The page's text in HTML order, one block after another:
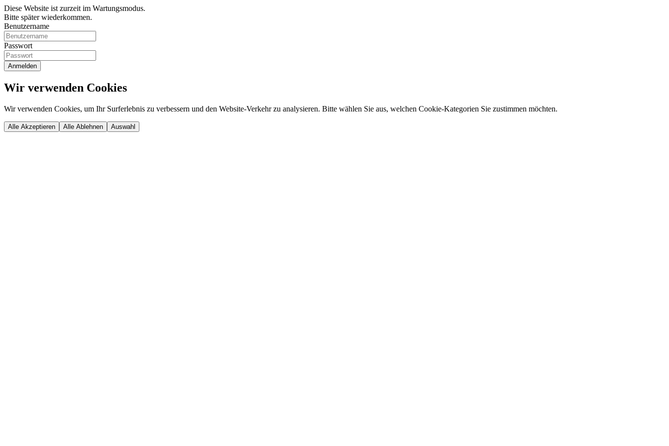
Diese Website ist zurzeit im Wartungsmodus.
Bitte später wiederkommen.
Benutzername
Passwort
Wir verwenden Cookies
Wir verwenden Cookies, um Ihr Surferlebnis zu verbessern und den Website-Verkehr zu analysieren. Bitte wählen Sie aus, welchen Cookie-Kategorien Sie zustimmen möchten.
Alle Akzeptieren Alle Ablehnen Auswahl